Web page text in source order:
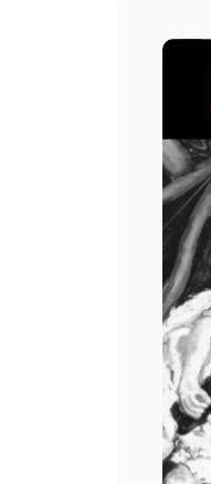
Домоводство
Старинное